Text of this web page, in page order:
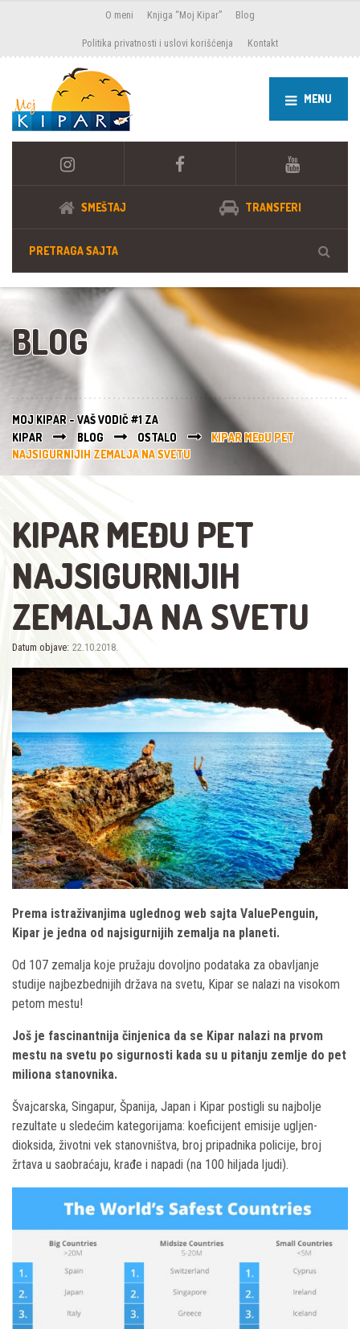
O meni Knjiga “Moj Kipar” Blog
Politika privatnosti i uslovi korišćenja Kontakt
MENU
SMEŠTAJ TRANSFERI
BLOG
MOJ KIPAR - VAŠ VODIČ #1 ZA
KIPAR
BLOG OSTALO
KIPAR MEĐU PET
NAJSIGURNIJIH ZEMALJA NA SVETU
KIPAR MEĐU PET
NAJSIGURNIJIH
ZEMALJA NA SVETU
Datum objave: 22.10.2018.
Prema istraživanjima uglednog web sajta ValuePenguin,
Kipar je jedna od najsigurnijih zemalja na planeti.
Od 107 zemalja koje pružaju dovoljno podataka za obavljanje
studije najbezbednijih država na svetu, Kipar se nalazi na visokom
petom mestu!
Još je fascinantnija činjenica da se Kipar nalazi na prvom
mestu na svetu po sigurnosti kada su u pitanju zemlje do pet
miliona stanovnika.
Švajcarska, Singapur, Španija, Japan i Kipar postigli su najbolje
rezultate u sledećim kategorijama: koeficijent emisije ugljen-
dioksida, životni vek stanovništva, broj pripadnika policije, broj
žrtava u saobraćaju, krađe i napadi (na 100 hiljada ljudi).